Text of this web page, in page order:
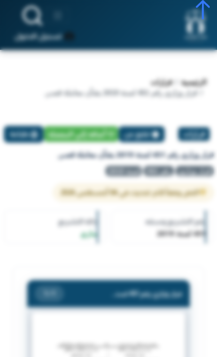
تسجيل الدخول
الرئيسية
قرارات
قرار وزاري رقم 451 لسنة 2019 بشأن معاملة قصـر.
قرارات تبليغ عن أضافة إلي المفضلة طباعة
قرار وزاري رقم 451 لسنة 2019 بشأن معاملة قصـر.
قرار وزاري رقم 451 لسنة 2019
النص وفقاً لآخر تحديث في 06 أغسطس 2026
رقم التشريع وسنته
451 لسنة 2019
حالة التشريع
ساري